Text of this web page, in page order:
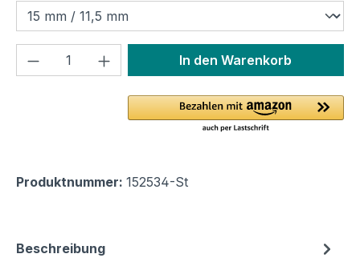
Produkt Anzahl: Gib denIn den Warenkorb
Produktnummer: 152534-St
Beschreibung